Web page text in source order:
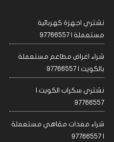
نشتري اجهزة كهربائية
مستعملة | 97766557
شراء اغراض مطاعم مستعملة
بالكويت | 97766557
نشتري سكراب الكويت |
97766557
شراء معدات مقاهي مستعملة
| 97766557